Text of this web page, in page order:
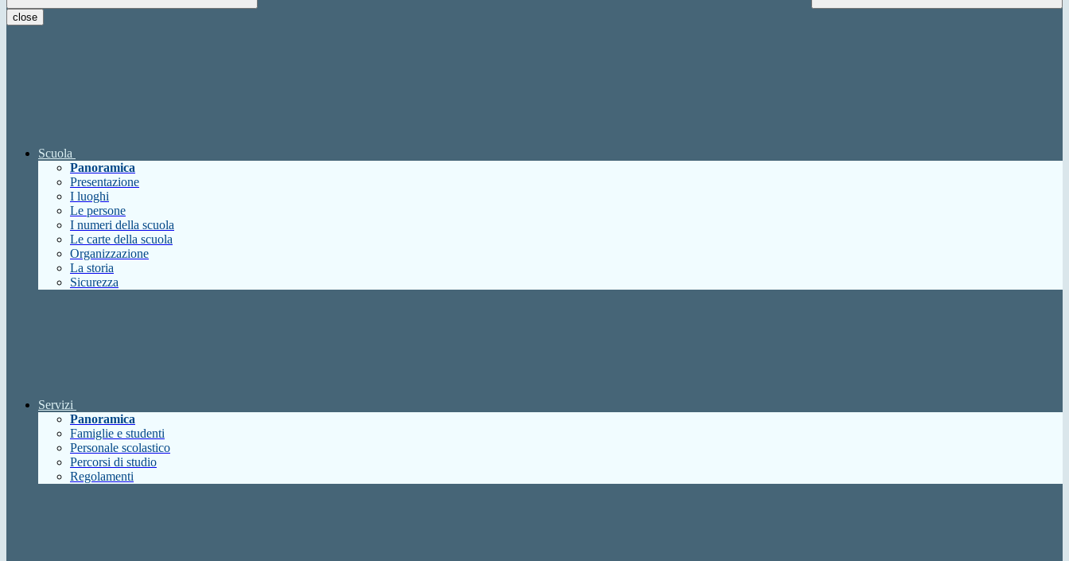
close
Scuola
Panoramica
Presentazione
I luoghi
Le persone
I numeri della scuola
Le carte della scuola
Organizzazione
La storia
Sicurezza
Servizi
Panoramica
Famiglie e studenti
Personale scolastico
Percorsi di studio
Regolamenti